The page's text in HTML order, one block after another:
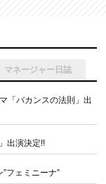
マネージャー日誌
「バカンスの法則」出
出演決定!!
フェミニーナ”